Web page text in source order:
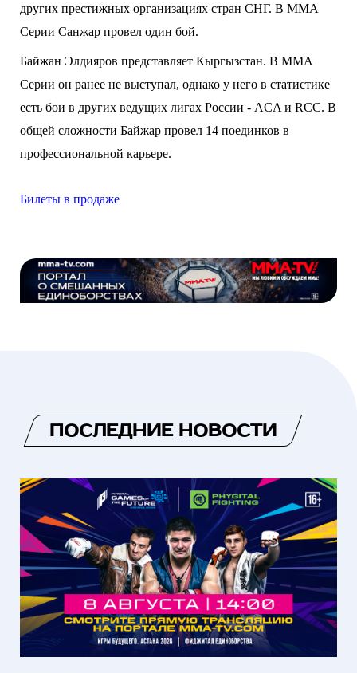
других престижных организациях стран СНГ. В ММА
Серии Санжар провел один бой.
Байжан Элдияров представляет Кыргызстан. В ММА
Серии он ранее не выступал, однако у него в статистике
есть бои в других ведущих лигах России - ACA и RCС. В
общей сложности Байжар провел 14 поединков в
профессиональной карьере.
Билеты в продаже
ПОСЛЕДНИЕ НОВОСТИ